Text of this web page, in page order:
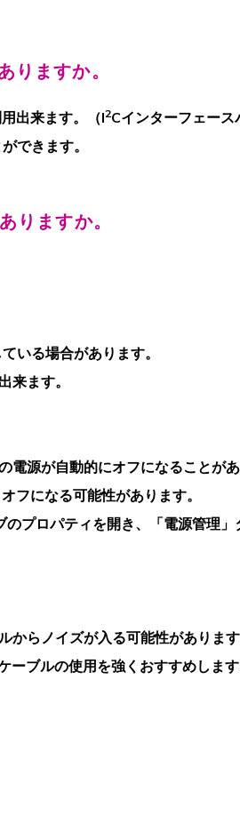
ますか。
出来ます。（I2Cインターフェー
できます。
ますか。
る場合があります。
ます。
源が自動的にオフになることがあ
になる可能性があります。
ロパティを開き、「電源管理」
らノイズが入る可能性があります
ブルの使用を強くおすすめします